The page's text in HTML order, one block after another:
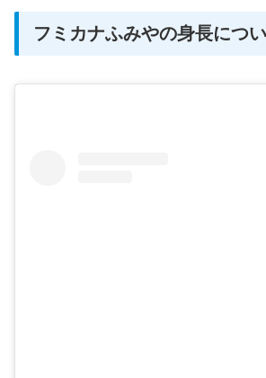
フミカナふみやの身長につい